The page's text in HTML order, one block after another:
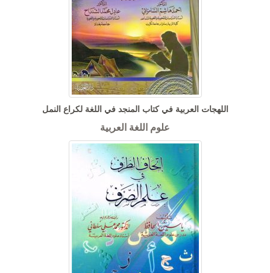
اللهجات العربية في كتاب المنجد في اللغة لكراع النمل
علوم اللغة العربية